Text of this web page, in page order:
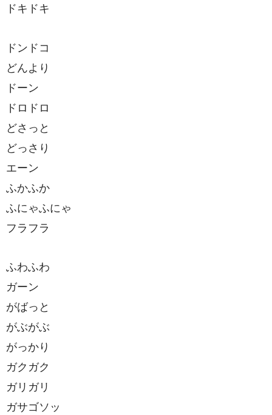
ドキドキ
ドンドコ
どんより
ドーン
ドロドロ
どさっと
どっさり
エーン
ふかふか
ふにゃふにゃ
フラフラ
ふわふわ
ガーン
がばっと
がぶがぶ
がっかり
ガクガク
ガリガリ
ガサゴソッ